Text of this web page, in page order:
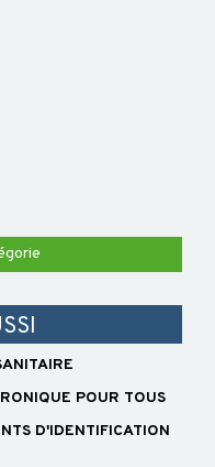
POUR TOUS
D'IDENTIFICATION